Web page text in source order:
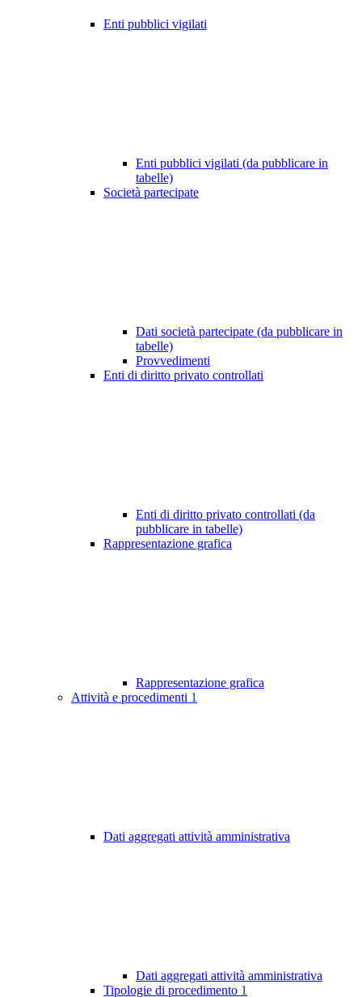
Enti pubblici vigilati
Enti pubblici vigilati (da pubblicare in
tabelle)
Società partecipate
Dati società partecipate (da pubblicare in
tabelle)
Provvedimenti
Enti di diritto privato controllati
Enti di diritto privato controllati (da
pubblicare in tabelle)
Rappresentazione grafica
Rappresentazione grafica
Attività e procedimenti 1
Dati aggregati attività amministrativa
Dati aggregati attività amministrativa
Tipologie di procedimento 1